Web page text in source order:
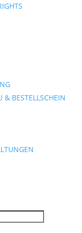
& BESTELLSCHEIN